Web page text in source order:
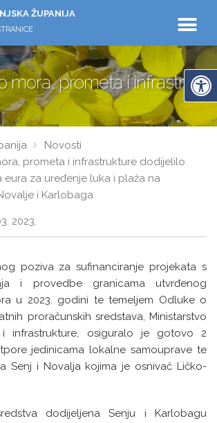
ŽUPANIJA
mora, prometa i
Novosti
prometa i infrastrukture dodijelilo
eura za uređenje luka i plaža na
i Karlobaga
2023.
poziva za sufinanciranje projekata s
i provedbe granicama utvrđenog
u 2023. godini te temeljem Odluke o
proračunskih sredstava, Ministarstvo
infrastrukture, osiguralo je gotovo 2
jedinicama lokalne samouprave te
Senj i Novalja kojima je osnivač Ličko-
dodijeljena Senju i Karlobagu